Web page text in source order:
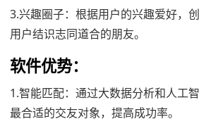
3.兴趣圈子：根据用户的兴趣爱好，
用户结识志同道合的朋友。
软件优势：
1.智能匹配：通过大数据分析和人工
最合适的交友对象，提高成功率。